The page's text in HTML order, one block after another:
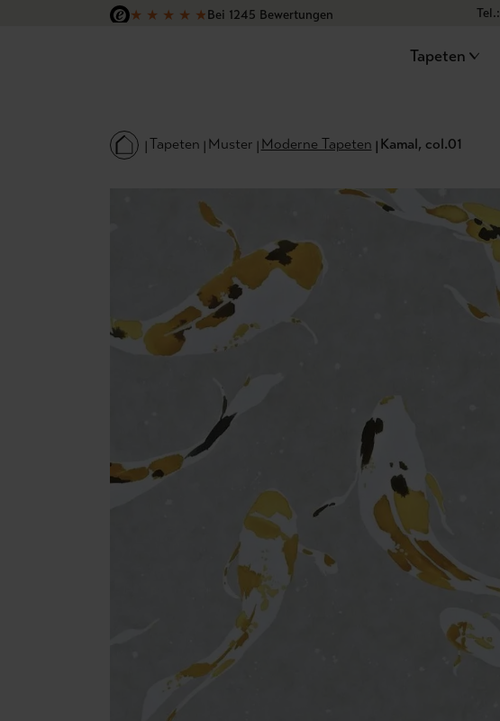
Hauptinhalt springen
Zur Suche springen
Zur Hauptnavigation springen
★ ★ ★ ★ ★Bei 1245 Bewertungen
Tel.:
Tapeten
Tapeten Muster Moderne Tapeten Kamal, col.01